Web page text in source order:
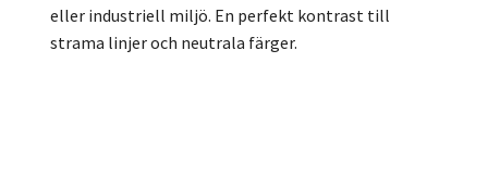
eller industriell miljö. En perfekt kontrast till
strama linjer och neutrala färger.